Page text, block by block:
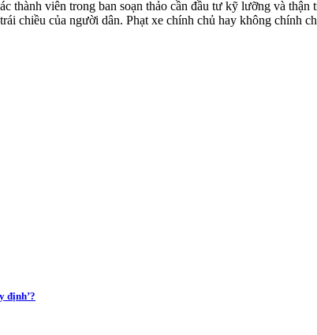
thành viên trong ban soạn thảo cần đầu tư kỹ lưỡng và
chiều của người dân. Phạt xe chính chủ hay không chính
định’?